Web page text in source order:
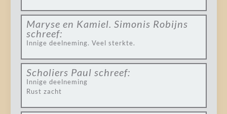
Maryse en Kamiel. Simonis Robijns
schreef:
Innige deelneming. Veel sterkte.
Scholiers Paul schreef:
Innige deelneming
Rust zacht